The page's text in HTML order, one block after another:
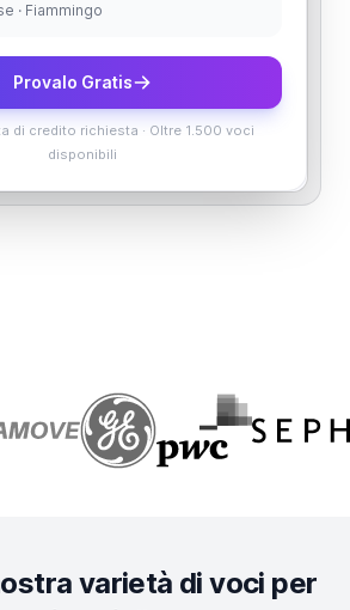
· Fiammingo
Provalo Gratis
di credito richiesta · Oltre 1.500 voci
disponibili
varietà di voci per